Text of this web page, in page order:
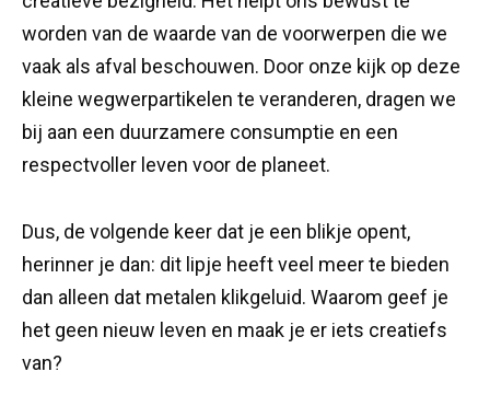
worden van de waarde van de voorwerpen die we
vaak als afval beschouwen. Door onze kijk op deze
kleine wegwerpartikelen te veranderen, dragen we
bij aan een duurzamere consumptie en een
respectvoller leven voor de planeet.
Dus, de volgende keer dat je een blikje opent,
herinner je dan: dit lipje heeft veel meer te bieden
dan alleen dat metalen klikgeluid. Waarom geef je
het geen nieuw leven en maak je er iets creatiefs
van?